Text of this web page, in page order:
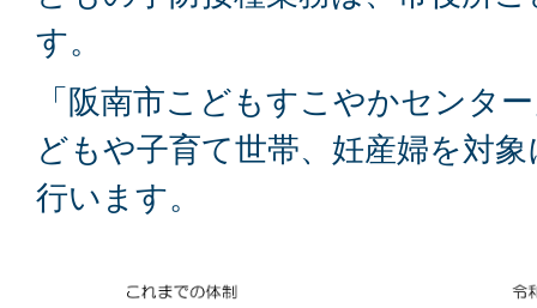
す。
「阪南市こどもすこやかセンタ
どもや子育て世帯、妊産婦を対
行います。